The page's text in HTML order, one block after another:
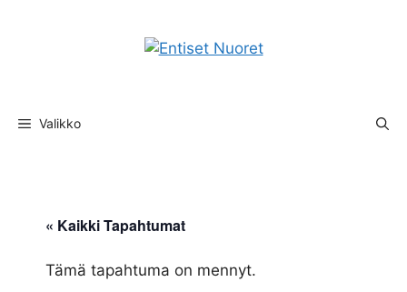
Valikko
« Kaikki Tapahtumat
Tämä tapahtuma on mennyt.